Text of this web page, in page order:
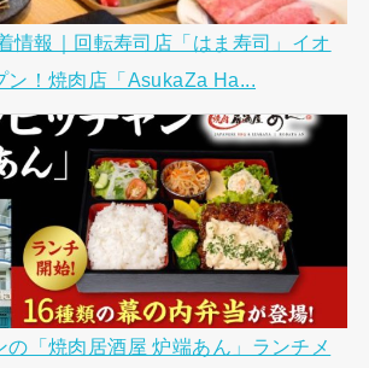
情報｜回転寿司店「はま寿司」イオ
ン！焼肉店「AsukaZa Ha...
の「焼肉居酒屋 炉端あん」ランチメ